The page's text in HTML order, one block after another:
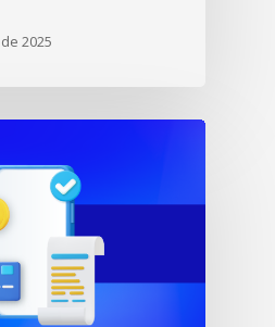
2025